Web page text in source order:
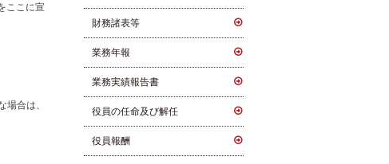
ここに宣
合は、
財務諸表等
業務年報
業務実績報告書
役員の任命及び解任
役員報酬